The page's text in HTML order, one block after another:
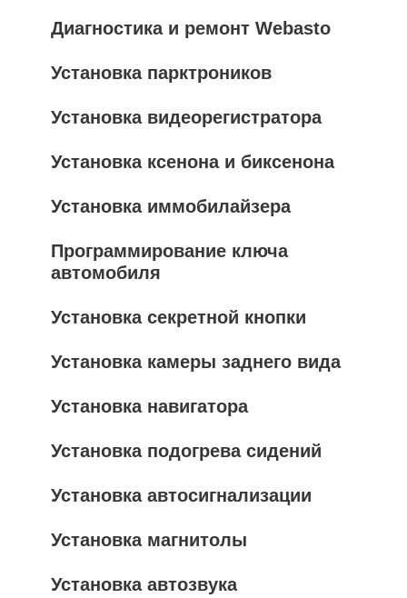
Диагностика и ремонт Webasto
Установка парктроников
Установка видеорегистратора
Установка ксенона и биксенона
Установка иммобилайзера
Программирование ключа
автомобиля
Установка секретной кнопки
Установка камеры заднего вида
Установка навигатора
Установка подогрева сидений
Установка автосигнализации
Установка магнитолы
Установка автозвука